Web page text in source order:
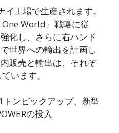
工場で生産されます。
World』戦略に従
化し、さらに右ハンド
世界への輸出を計画し
販売と輸出は、それぞ
います。
トンピックアップ、新型
の投入